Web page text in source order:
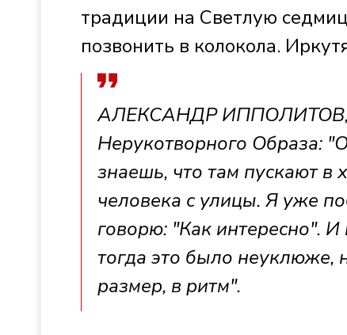
традиции на Светлую
позвонить в колокола.
АЛЕКСАНДР ИППОЛИТОВ,
Нерукотворного Образа:
знаешь, что там пускают
человека с улицы. Я уже
говорю: "Как интересно".
тогда это было неуклюже,
размер, в ритм".